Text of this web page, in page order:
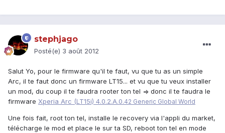
stephjago
Posté(e) 3 août 2012
Salut Yo, pour le firmware qu'il te faut, vu que tu as un simple
Arc, il te faut donc un firmware LT15... et vu que tu veux installer
un mod, du coup il te faudra rooter ton tel => donc il te faudra le
firmware Xperia Arc (LT15i) 4.0.2.A.0.42 Generic Global World
Une fois fait, root ton tel, installe le recovery via l'appli du market,
télécharge le mod et place le sur ta SD, reboot ton tel en mode